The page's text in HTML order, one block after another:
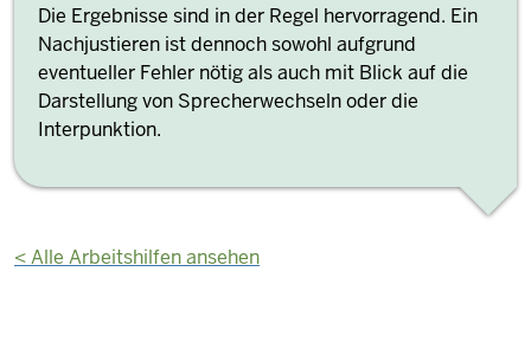
Die Ergebnisse sind in der Regel hervorragend. Ein
Nachjustieren ist dennoch sowohl aufgrund
eventueller Fehler nötig als auch mit Blick auf die
Darstellung von Sprecherwechseln oder die
Interpunktion.
<Alle Arbeitshilfen ansehen